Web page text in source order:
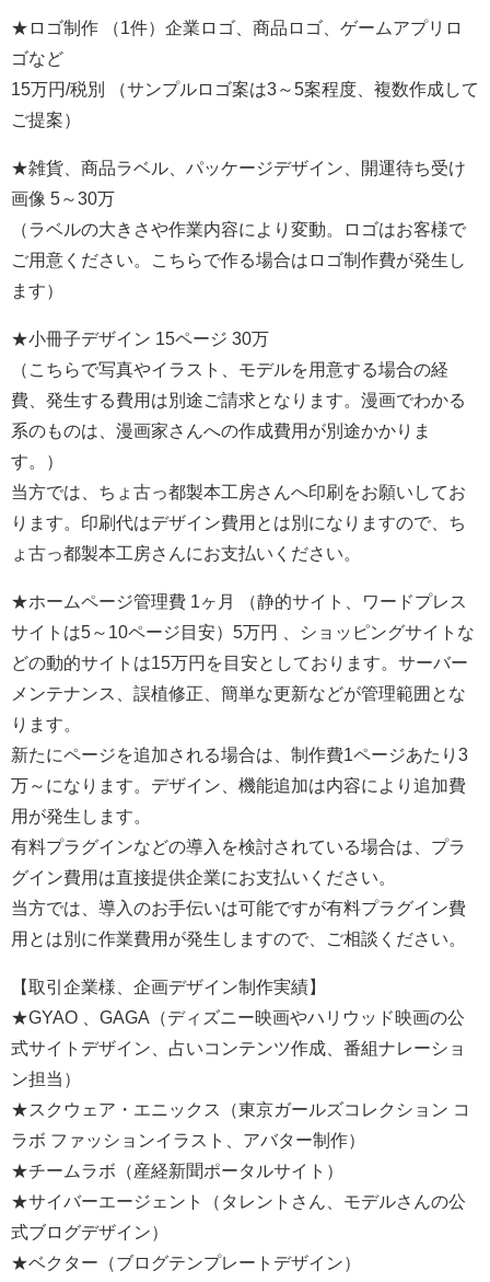
★ロゴ制作 （1件）企業ロゴ、商品ロゴ、ゲームアプリロ
ゴなど
15万円/税別 （サンプルロゴ案は3～5案程度、複数作成して
ご提案）
★雑貨、商品ラベル、パッケージデザイン、開運待ち受け
画像 5～30万
（ラベルの大きさや作業内容により変動。ロゴはお客様で
ご用意ください。こちらで作る場合はロゴ制作費が発生し
ます）
★小冊子デザイン 15ページ 30万
（こちらで写真やイラスト、モデルを用意する場合の経
費、発生する費用は別途ご請求となります。漫画でわかる
系のものは、漫画家さんへの作成費用が別途かかりま
す。）
当方では、ちょ古っ都製本工房さんへ印刷をお願いしてお
ります。印刷代はデザイン費用とは別になりますので、ち
ょ古っ都製本工房さんにお支払いください。
★ホームページ管理費 1ヶ月 （静的サイト、ワードプレス
サイトは5～10ページ目安）5万円 、ショッピングサイトな
どの動的サイトは15万円を目安としております。サーバー
メンテナンス、誤植修正、簡単な更新などが管理範囲とな
ります。
新たにページを追加される場合は、制作費1ページあたり3
万～になります。デザイン、機能追加は内容により追加費
用が発生します。
有料プラグインなどの導入を検討されている場合は、プラ
グイン費用は直接提供企業にお支払いください。
当方では、導入のお手伝いは可能ですが有料プラグイン費
用とは別に作業費用が発生しますので、ご相談ください。
【取引企業様、企画デザイン制作実績】
★GYAO 、GAGA（ディズニー映画やハリウッド映画の公
式サイトデザイン、占いコンテンツ作成、番組ナレーショ
ン担当）
★スクウェア・エニックス（東京ガールズコレクション コ
ラボ ファッションイラスト、アバター制作）
★チームラボ（産経新聞ポータルサイト）
★サイバーエージェント（タレントさん、モデルさんの公
式ブログデザイン）
★ベクター（ブログテンプレートデザイン）